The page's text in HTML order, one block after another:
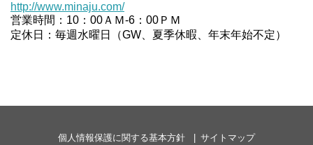
http://www.minaju.com/
営業時間：10：00ＡＭ-6：00ＰＭ
定休日：毎週水曜日（GW、夏季休暇、年末年始不定）
個人情報保護に関する基本方針 サイトマップ